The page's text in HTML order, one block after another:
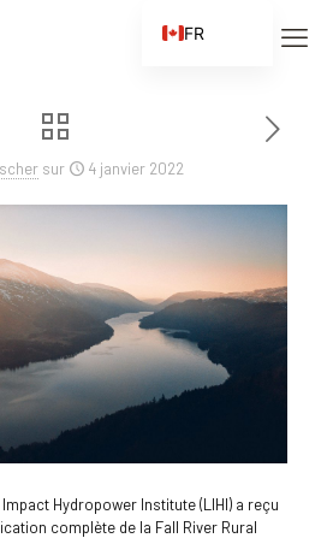
sur 4 janvier 2022
Hydropower Institute (LIHI) a reçu
complète de la Fall River Rural
FR